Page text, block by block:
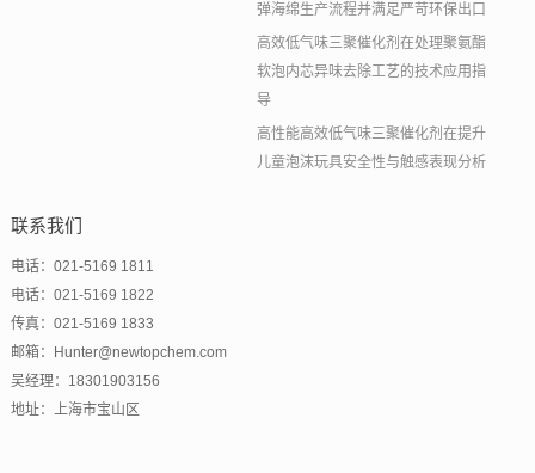
弹海绵生产流程并满足严苛环保出口
高效低气味三聚催化剂在处理聚氨酯
软泡内芯异味去除工艺的技术应用指
导
高性能高效低气味三聚催化剂在提升
儿童泡沫玩具安全性与触感表现分析
联系我们
电话：021-5169 1811
电话：021-5169 1822
传真：021-5169 1833
邮箱：Hunter@newtopchem.com
吴经理：18301903156
地址：上海市宝山区